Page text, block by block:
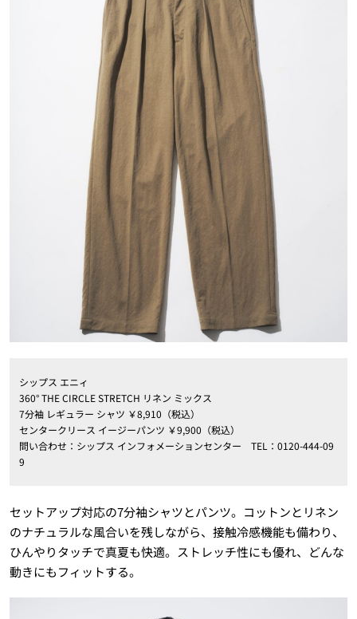
シップス エニィ
360° THE CIRCLE STRETCH リネン ミックス
7分袖 レギュラー シャツ ￥8,910（税込）
センタークリース イージーパンツ ￥9,900（税込）
問い合わせ：シップス インフォメーションセンター TEL：0120-444-09
9
セットアップ対応の7分袖シャツとパンツ。コットンとリネン
のナチュラルな風合いを残しながら、接触冷感機能も備わり、
ひんやりタッチで真夏も快適。ストレッチ性にも優れ、どんな
動きにもフィットする。